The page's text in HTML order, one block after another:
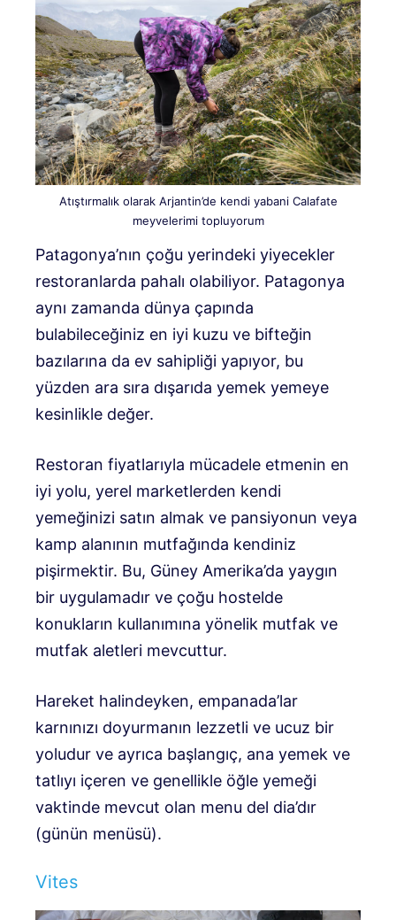
Atıştırmalık olarak Arjantin’de kendi yabani Calafate
meyvelerimi topluyorum
Patagonya’nın çoğu yerindeki yiyecekler
restoranlarda pahalı olabiliyor. Patagonya
aynı zamanda dünya çapında
bulabileceğiniz en iyi kuzu ve bifteğin
bazılarına da ev sahipliği yapıyor, bu
yüzden ara sıra dışarıda yemek yemeye
kesinlikle değer.
Restoran fiyatlarıyla mücadele etmenin en
iyi yolu, yerel marketlerden kendi
yemeğinizi satın almak ve pansiyonun veya
kamp alanının mutfağında kendiniz
pişirmektir. Bu, Güney Amerika’da yaygın
bir uygulamadır ve çoğu hostelde
konukların kullanımına yönelik mutfak ve
mutfak aletleri mevcuttur.
Hareket halindeyken, empanada’lar
karnınızı doyurmanın lezzetli ve ucuz bir
yoludur ve ayrıca başlangıç, ana yemek ve
tatlıyı içeren ve genellikle öğle yemeği
vaktinde mevcut olan menu del dia’dır
(günün menüsü).
Vites